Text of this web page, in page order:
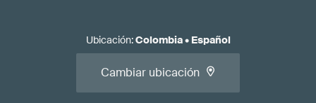
Ubicación:Colombia• Español
Cambiar ubicación